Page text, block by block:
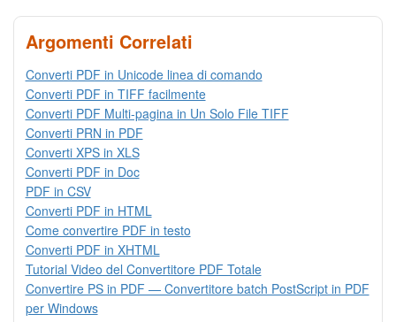
Argomenti Correlati
Converti PDF in Unicode linea di comando
Converti PDF in TIFF facilmente
Converti PDF Multi-pagina in Un Solo File TIFF
Converti PRN in PDF
Converti XPS in XLS
Converti PDF in Doc
PDF in CSV
Converti PDF in HTML
Come convertire PDF in testo
Converti PDF in XHTML
Tutorial Video del Convertitore PDF Totale
Convertire PS in PDF — Convertitore batch PostScript in PDF
per Windows